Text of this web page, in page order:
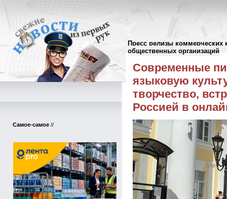
Пресс релизы коммерческих
общественных организаций
Самое-самое //
Пресс-релизы//
Современные
языковую
творчество,
Россией в